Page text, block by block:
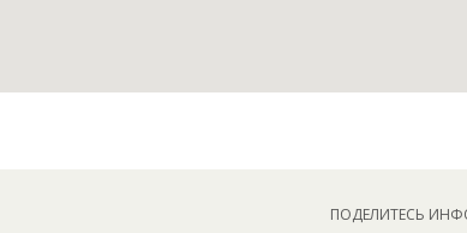
ПОДЕЛИТЕСЬ